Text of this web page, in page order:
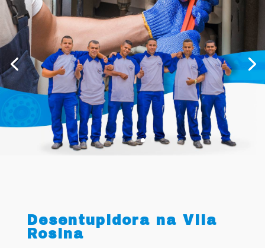
Desentupidora na Vila
Rosina